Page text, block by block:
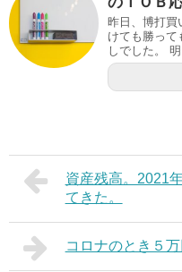
昨日、博打買
けても勝って
しでした。
資産残高。2021
てきた。
コロナのとき５